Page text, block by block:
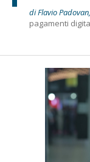
di Flavio
pagamenti